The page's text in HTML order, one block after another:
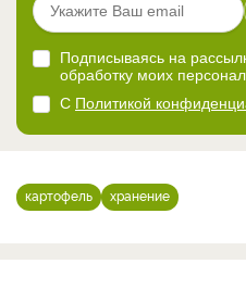
Подписываясь на
обработку моих
С Политикой
картофель хранение